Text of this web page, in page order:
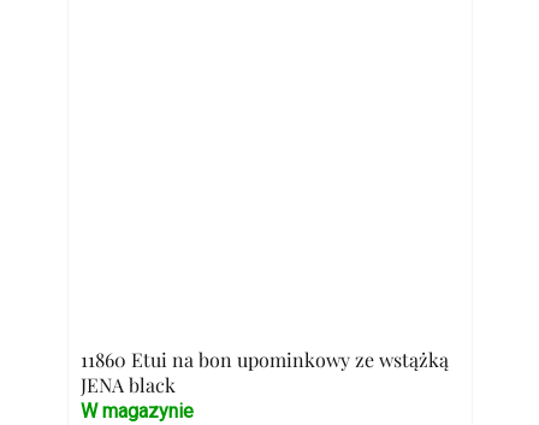
11860 Etui na bon upominkowy ze wstążką
JENA black
W magazynie